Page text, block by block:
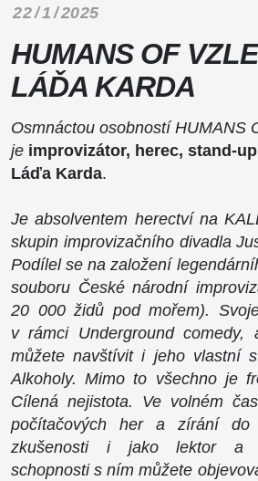
22 / 1 / 2025
HUMANS OF
LÁĎA KARDA
Osmnáctou osobností HUMANS
je improvizátor, herec, stand-
Láďa Karda.
Je absolventem herectví na
skupin improvizačního divadla
Podílel se na založení
souboru České národní
20 000 židů pod mořem).
v rámci Underground
můžete navštívit i jeho vlastní
Alkoholy. Mimo to všechno je
Cílená nejistota. Ve volném
počítačových her a zírání
zkušenosti i jako lektor a
schopnosti s ním můžete